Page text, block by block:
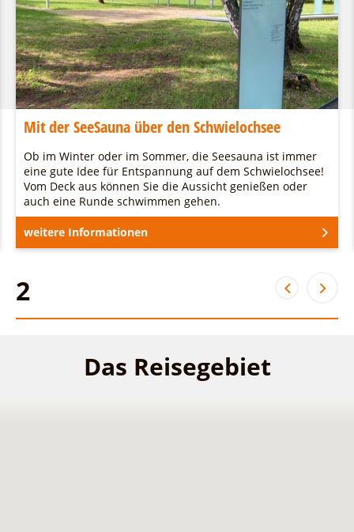
Mit der SeeSauna über den Schwielochsee
Ob im Winter oder im Sommer, die Seesauna ist immer
eine gute Idee für Entspannung auf dem Schwielochsee!
Vom Deck aus können Sie die Aussicht genießen oder
auch eine Runde schwimmen gehen.
weitere Informationen
2
Das Reisegebiet